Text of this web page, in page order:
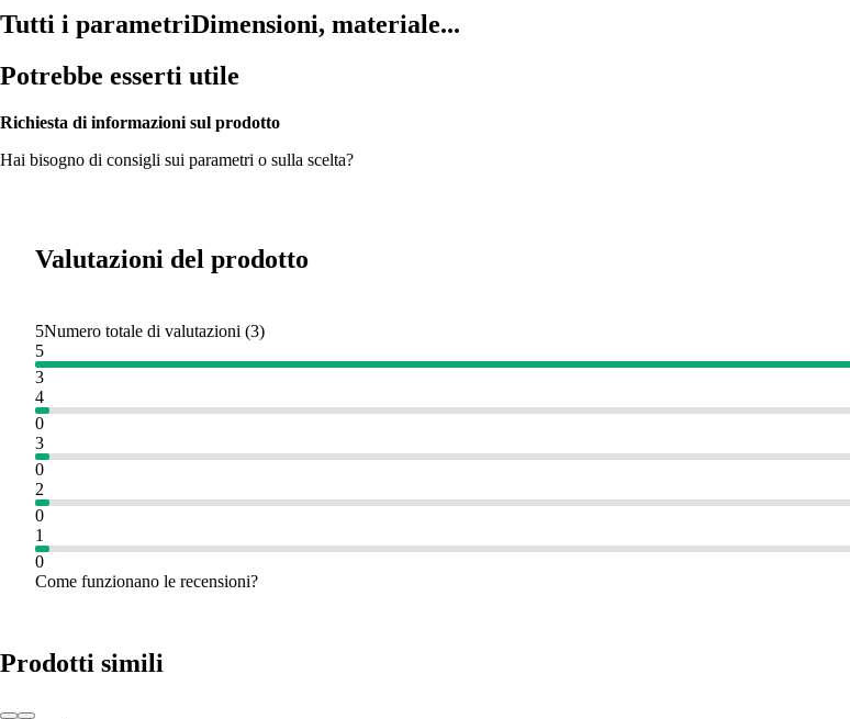
Tutti i parametriDimensioni, materiale...
Potrebbe esserti utile
Richiesta di informazioni sul prodotto
Hai bisogno di consigli sui parametri o sulla scelta?
Valutazioni del prodotto
5Numero totale di valutazioni (3)
5
3
4
0
3
0
2
0
1
0
Come funzionano le recensioni?
Prodotti simili